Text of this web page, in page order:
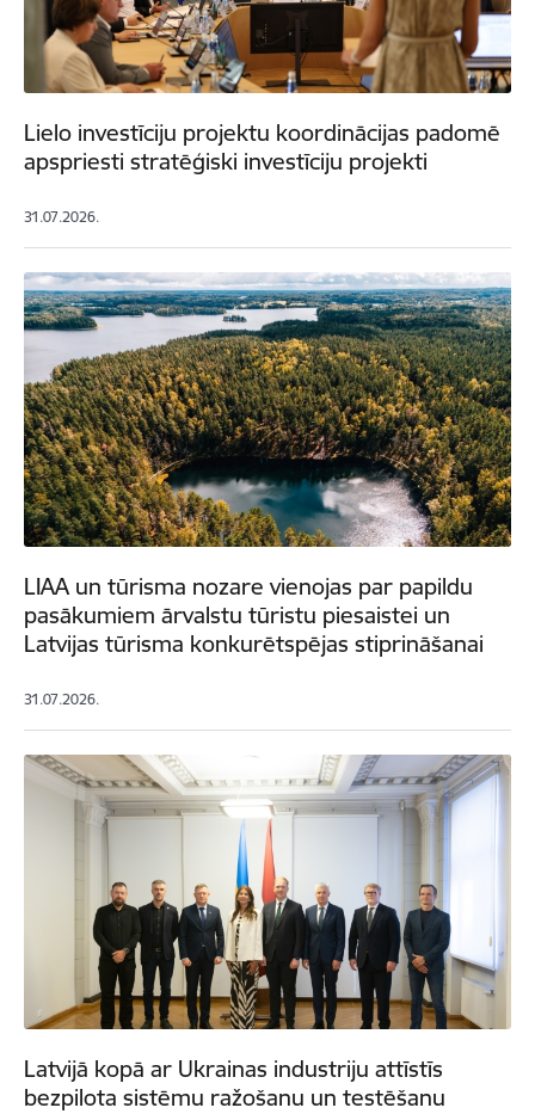
Lielo investīciju projektu koordinācijas padomē
apspriesti stratēģiski investīciju projekti
31.07.2026.
LIAA un tūrisma nozare vienojas par papildu
pasākumiem ārvalstu tūristu piesaistei un
Latvijas tūrisma konkurētspējas stiprināšanai
31.07.2026.
Latvijā kopā ar Ukrainas industriju attīstīs
bezpilota sistēmu ražošanu un testēšanu